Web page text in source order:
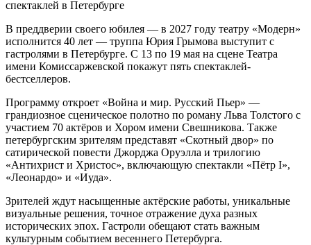
В преддверии своего юбилея — в 2027 году театру «Модерн»
исполнится 40 лет — труппа Юрия Грымова выступит с
гастролями в Петербурге. С 13 по 19 мая на сцене Театра
имени Комиссаржевской покажут пять спектаклей-
бестселлеров.
Программу откроет «Война и мир. Русский Пьер» —
грандиозное сценическое полотно по роману Льва Толстого с
участием 70 актёров и Хором имени Свешникова. Также
петербургским зрителям представят «Скотный двор» по
сатирической повести Джорджа Оруэлла и трилогию
«Антихрист и Христос», включающую спектакли «Пётр I»,
«Леонардо» и «Иуда».
Зрителей ждут насыщенные актёрские работы, уникальные
визуальные решения, точное отражение духа разных
исторических эпох. Гастроли обещают стать важным
культурным событием весеннего Петербурга.